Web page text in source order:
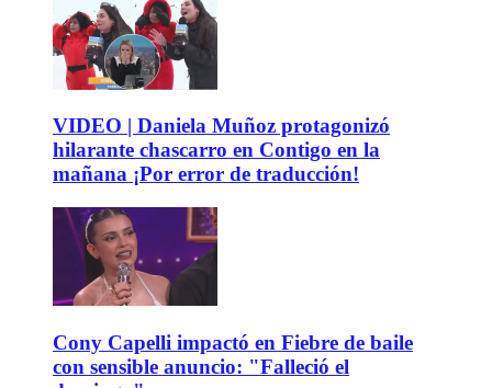
VIDEO | Daniela Muñoz protagonizó
hilarante chascarro en Contigo en la
mañana ¡Por error de traducción!
Cony Capelli impactó en Fiebre de baile
con sensible anuncio: "Falleció el